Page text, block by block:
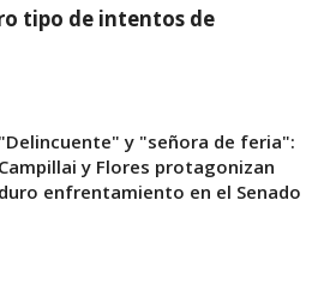
tipo de intentos de
"Delincuente" y "señora de feria":
Campillai y Flores protagonizan
duro enfrentamiento en el Senado